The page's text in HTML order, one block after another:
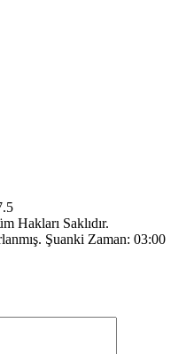
Hakları Saklıdır.
Şuanki Zaman: 03:00